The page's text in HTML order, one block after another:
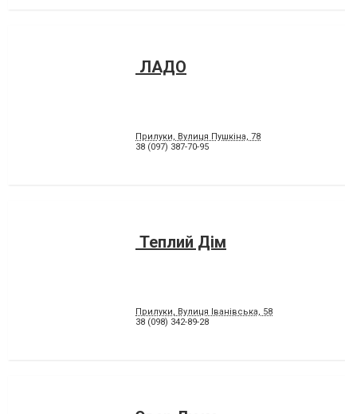
ЛАДО
Прилуки, Вулиця Пушкіна, 78
38 (097) 387-70-95
Теплий Дiм
Прилуки, Вулиця Іванівська, 58
38 (098) 342-89-28